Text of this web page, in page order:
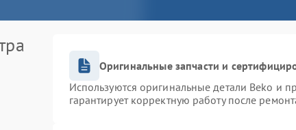
Оригинальные запчасти и
Используются оригинальные детали Beko и
гарантирует корректную работу после